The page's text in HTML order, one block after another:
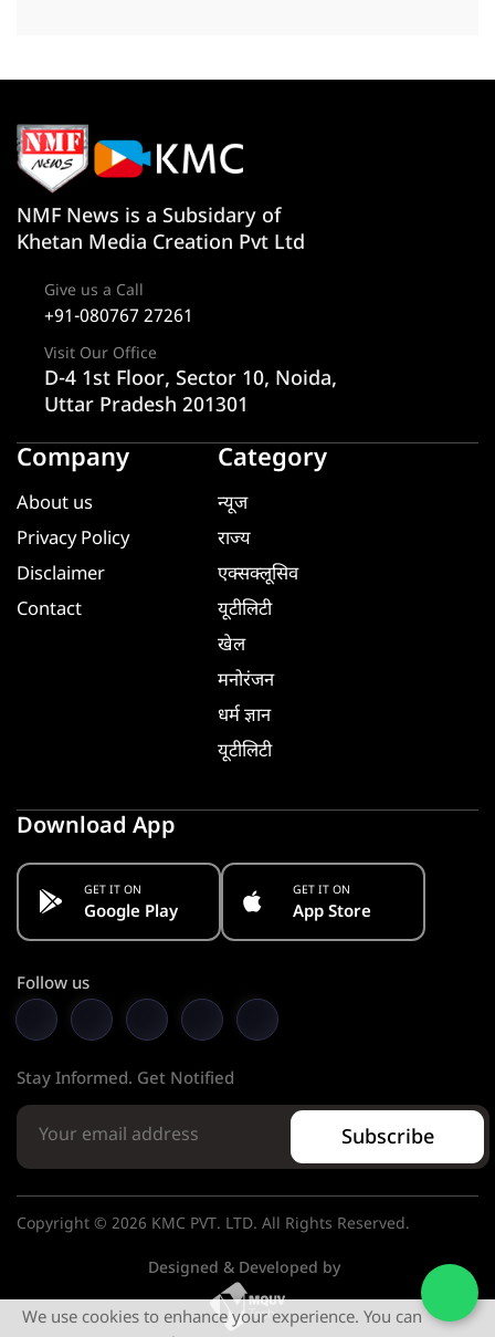
NMF News is a Subsidary of
Khetan Media Creation Pvt Ltd
Give us a Call
+91-080767 27261
Visit Our Office
D-4 1st Floor, Sector 10, Noida,
Uttar Pradesh 201301
Company
About us
Privacy Policy
Disclaimer
Contact
Category
न्यूज
राज्य
एक्सक्लूसिव
यूटीलिटी
खेल
मनोरंजन
धर्म ज्ञान
यूटीलिटी
Download App
GET IT ON
Google Play
GET IT ON
App Store
Follow us
Stay Informed. Get Notified
Subscribe
Copyright © 2026 KMC PVT. LTD. All Rights Reserved.
Designed & Developed by
We use cookies to enhance your experience. You can